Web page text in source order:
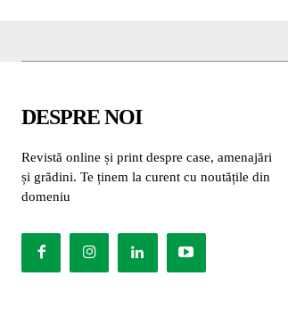
DESPRE NOI
Revistă online și print despre case, amenajări
și grădini. Te ținem la curent cu noutățile din
domeniu